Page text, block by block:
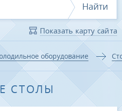
Найти
Показать карту сайта
оборудование
СТОЛЫ